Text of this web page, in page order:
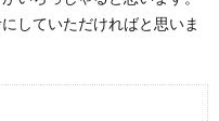
していただければと思いま